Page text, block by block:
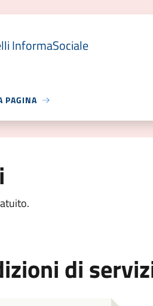
InformaSociale
PAGINA
di